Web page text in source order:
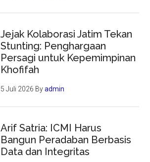
Jejak Kolaborasi Jatim Tekan
Stunting: Penghargaan
Persagi untuk Kepemimpinan
Khofifah
5 Juli 2026 Byadmin
Arif Satria: ICMI Harus
Bangun Peradaban Berbasis
Data dan Integritas